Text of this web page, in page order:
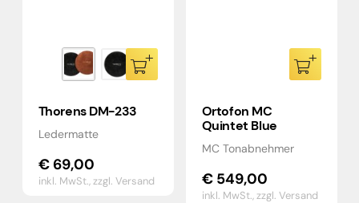
Thorens DM-233
Ledermatte
€69,00
inkl. MwSt.,zzgl. Versand
Ortofon MC
Quintet Blue
MC Tonabnehmer
€549,00
inkl. MwSt.,zzgl. Versand